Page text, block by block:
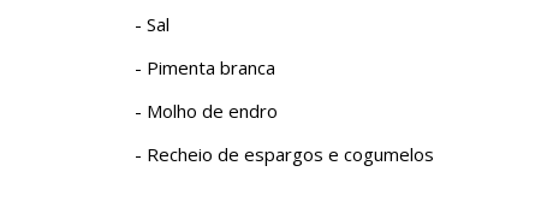
- Sal
- Pimenta branca
- Molho de endro
- Recheio de espargos e cogumelos